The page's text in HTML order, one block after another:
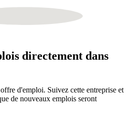
directement dans
d'emploi. Suivez cette entreprise et
de nouveaux emplois seront